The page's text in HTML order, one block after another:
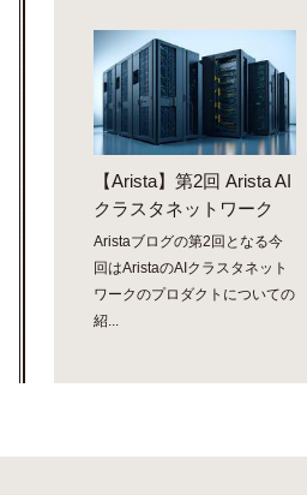
【Arista】第2回 Arista AI
クラスタネットワーク
Aristaブログの第2回となる今
回はAristaのAIクラスタネット
ワークのプロダクトについての
紹...